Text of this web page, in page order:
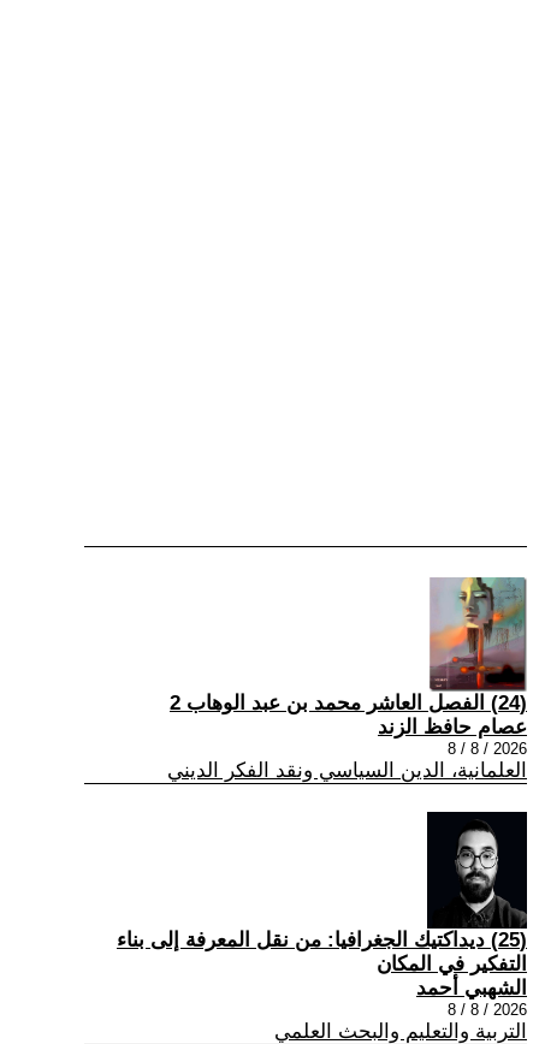
(24) الفصل العاشر محمد بن عبد الوهاب 2
عصام حافظ الزند
2026 / 8 / 8
العلمانية، الدين السياسي ونقد الفكر الديني
(25) ديداكتيك الجغرافيا: من نقل المعرفة إلى بناء
التفكير في المكان
الشهبي أحمد
2026 / 8 / 8
التربية والتعليم والبحث العلمي